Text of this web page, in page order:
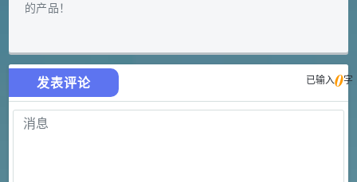
的产品！
发表评论 已输入0字